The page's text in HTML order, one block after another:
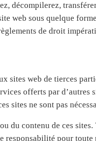
décompilerez,
web sous quelque
de droit
sites web de tierces
offerts par
sites ne sont pas
du contenu de ces
pour